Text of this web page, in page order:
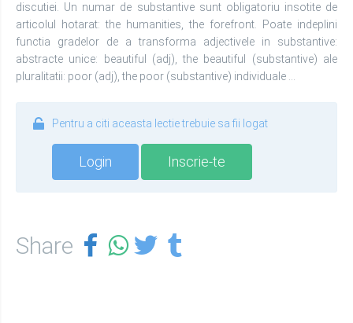
discutiei. Un numar de substantive sunt obligatoriu insotite de
articolul hotarat: the humanities, the forefront. Poate indeplini
functia gradelor de a transforma adjectivele in substantive:
abstracte unice: beautiful (adj), the beautiful (substantive) ale
pluralitatii: poor (adj), the poor (substantive) individuale ...
Pentru a citi aceasta lectie trebuie sa fii logat
Login Inscrie-te
Share